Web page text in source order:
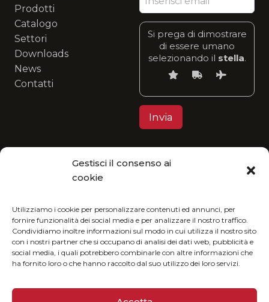
Gestisci il consenso ai
cookie
Utilizziamo i cookie per personalizzare contenuti ed annunci, per
fornire funzionalità dei social media e per analizzare il nostro traffico.
Condividiamo inoltre informazioni sul modo in cui utilizza il nostro sito
con i nostri partner che si occupano di analisi dei dati web, pubblicità e
social media, i quali potrebbero combinarle con altre informazioni che
ha fornito loro o che hanno raccolto dal suo utilizzo dei loro servizi.
Prodotti
Catalogo
Settori
Downloads
News
Contatti
Si prega di dimostrare
di essere umano
selezionando il stella.
friendly: fruisci del nostro catalogo in formato
digitale e riduci l’impatto ambientale.